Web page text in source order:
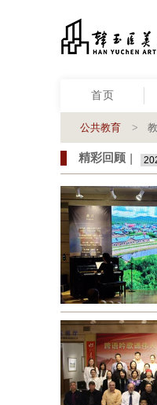
首页
公共教育 >
精彩回顾